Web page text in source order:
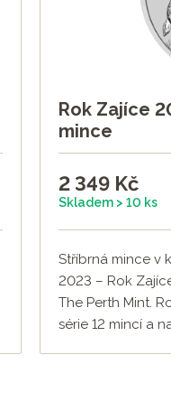
Rok Zajíce
mince
2 349 Kč
Skladem > 10 ks
Stříbrná mince v
2023 – Rok
The Perth Mint.
série 12 mincí a